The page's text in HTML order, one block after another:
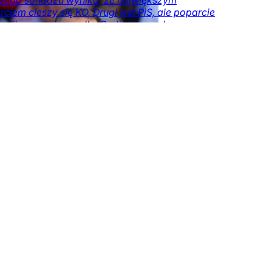
cieszy się KO. Drugi jest PiS, ale poparcie
wyraźnie spadło. Podium zamyka